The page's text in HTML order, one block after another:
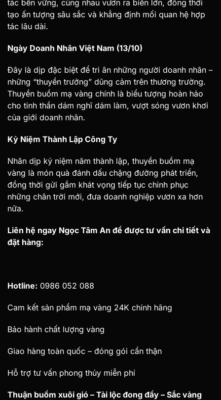
tác bền vững, cùng nhau vươn ra biển lớn, đồng thời
tạo ấn tượng sâu sắc và khẳng định mối quan hệ hợp
tác lâu dài.
Ngày Doanh Nhân Việt Nam (13/10)
Đây là dịp đặc biệt để tri ân những người doanh nhân –
những “thuyền trưởng” dũng cảm trên thương trường.
Thuyền buồm mạ vàng chính là biểu tượng hoàn hảo
cho tinh thần dám nghĩ dám làm, vượt sóng vươn khơi
của giới doanh nhân.
Kỷ Niệm Thành Lập Công Ty
Nhân dịp kỷ niệm năm thành lập, thuyền buồm mạ
vàng là món quà đánh dấu chặng đường phát triển,
đồng thời gửi gắm khát vọng tiếp tục chinh phục
những chân trời mới, đưa doanh nghiệp vươn xa hơn
nữa.
Liên hệ ngay Ngọc Tâm An để được tư vấn chi tiết và
đặt hàng:
Hotline: 0986 052 088
Cam kết sản phẩm mạ vàng 24K chính hãng
Bảo hành chất lượng vàng
Giao hàng toàn quốc – đóng gói cẩn thận
Hỗ trợ tư vấn phong thủy miễn phí
Thuận buồm xuôi gió – Tài lộc đong đầy – Sắc vàng